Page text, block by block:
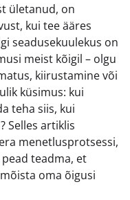
ületanud, on
kui tee ääres
seadusekuulekus on
meist kõigil – olgu
kiirustamine või
küsimus: kui
teha siis, kui
Selles artiklis
menetlusprotsessi,
teadma, et
oma õigusi